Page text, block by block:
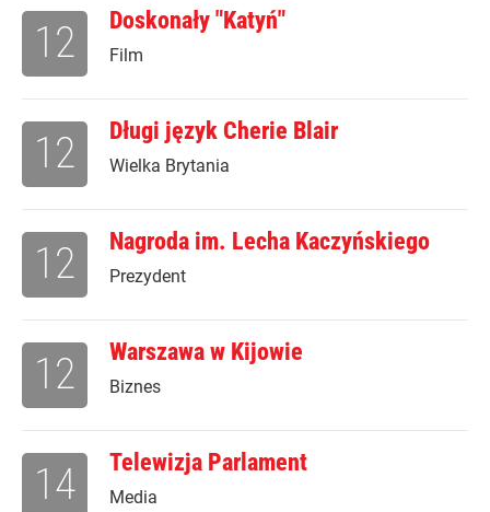
Doskonały "Katyń"
Film
12
Długi język Cherie Blair
Wielka Brytania
12
Nagroda im. Lecha Kaczyńskiego
Prezydent
12
Warszawa w Kijowie
Biznes
12
Telewizja Parlament
Media
14